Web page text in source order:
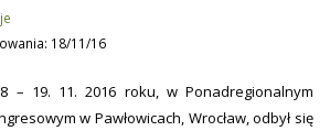
18/11/16
– 19. 11. 2016 roku, w Ponadregionalnym
w Pawłowicach, Wrocław, odbył się